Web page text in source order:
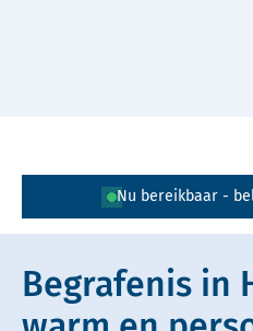
Nu bereikbaar - bel
Lees voor Uitleg
Simpele tekst
Begrafenis in